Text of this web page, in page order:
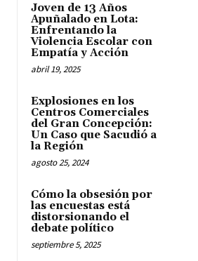
Joven de 13 Años
Apuñalado en Lota:
Enfrentando la
Violencia Escolar con
Empatía y Acción
abril 19, 2025
Explosiones en los
Centros Comerciales
del Gran Concepción:
Un Caso que Sacudió a
la Región
agosto 25, 2024
Cómo la obsesión por
las encuestas está
distorsionando el
debate político
septiembre 5, 2025